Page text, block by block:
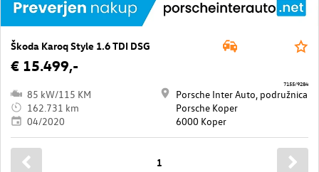
Škoda Karoq Style 1.6 TDI DSG
€ 15.499,-
85 kW/115 KM
162.731 km
04/2020
Porsche Inter Auto, podružnica
Porsche Koper
6000 Koper
7155/9284
1